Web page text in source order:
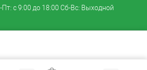
с 9:00 до 18:00 Сб-Вс: Выходной